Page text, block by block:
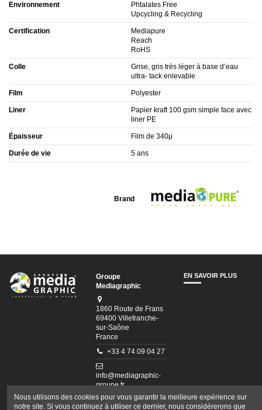
Environnement
Phtalates Free
Upcycling & Recycling
Certification
Mediapure
Reach
RoHS
Colle
Grise, gris très léger à base d’eau
ultra- tack enlevable
Film Polyester
Liner
Papier kraft 100 gsm simple face avec
liner PE
Épaisseur Film de 340μ
Durée de vie 5 ans
Brand
Groupe
Mediagraphic
1860 Route de Frans
69400 Villefranche-
sur-Saône
France
+33 4 74 09 04 27
info@mediagraphic-
groupe.fr
EN SAVOIR PLUS
FOLLOW US
Nous utilisons des cookies pour vous garantir la meilleure expérience sur
notre site. Si vous continuez à utiliser ce dernier, nous considérerons que